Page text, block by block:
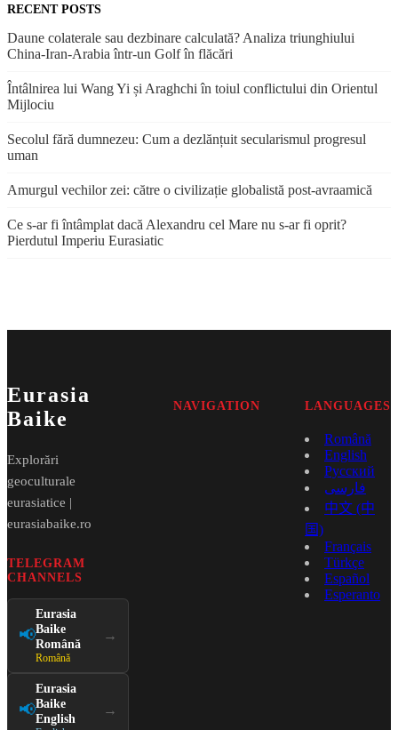
RECENT POSTS
Daune colaterale sau dezbinare calculată? Analiza triunghiului
China-Iran-Arabia într-un Golf în flăcări
Întâlnirea lui Wang Yi și Araghchi în toiul conflictului din Orientul
Mijlociu
Secolul fără dumnezeu: Cum a dezlănțuit secularismul progresul
uman
Amurgul vechilor zei: către o civilizație globalistă post-avraamică
Ce s-ar fi întâmplat dacă Alexandru cel Mare nu s-ar fi oprit?
Pierdutul Imperiu Eurasiatic
Eurasia
Baike
Explorări
geoculturale
eurasiatice |
eurasiabaike.ro
TELEGRAM
CHANNELS
📢
Eurasia
Baike
Română
Română
→
📢
Eurasia
Baike
English
→
NAVIGATION LANGUAGES
Română
English
Русский
فارسی
中文 (中
国)
Français
Türkçe
Español
Esperanto